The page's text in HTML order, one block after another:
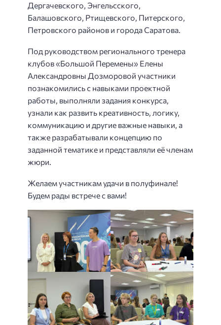
Дергачевского, Энгельсского,
Балашовского, Ртищевского, Питерского,
Петровского районов и города Саратова.
Под руководством регионального тренера
клубов «Большой Перемены» Елены
Александровны Дозморовой участники
познакомились с навыками проектной
работы, выполняли задания конкурса,
узнали как развить креативность, логику,
коммуникацию и другие важные навыки, а
также разрабатывали концепцию по
заданной тематике и представляли её членам
жюри.
Желаем участникам удачи в полуфинале!
Будем рады встрече с вами!